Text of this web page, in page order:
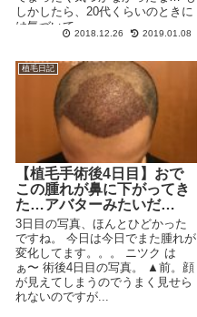
しかしたら、20代くらいのときに
は気づいて...
2018.12.26 2019.01.08
植毛日記
【植毛手術後4日目】おで
この腫れが鼻に下がってき
た…アバターみたいだ…
3日目の写真、ほんとひどかった
ですね。 今日は今日でまた腫れが
変化してます。。。 ニツク は
ぁ〜 術後4日目の写真。 ▲前。顔
が見えてしまうのでうまく見せら
れないのですが...